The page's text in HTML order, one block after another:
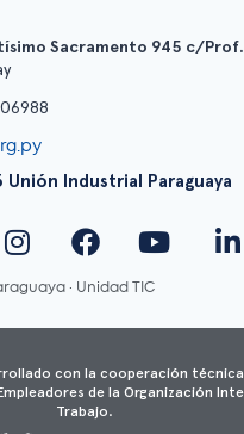
Sacramento 945 c/Prof.
Industrial Paraguaya
· Unidad TIC
con la cooperación técnica
de la Organización
Trabajo.